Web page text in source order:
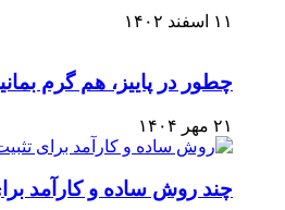
۱۱ اسفند ۱۴۰۲
چطور در پاییز، هم گرم
۲۱ مهر ۱۴۰۴
چند روش ساده و کارآمد